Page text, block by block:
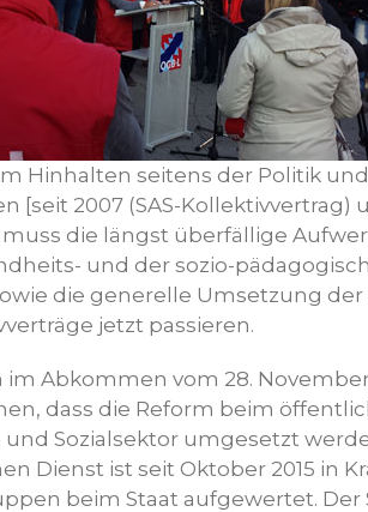
Hinhalten seitens der Politik
[seit 2007 (SAS-Kollektivvertrag)
die längst überfällige
und der sozio-
die generelle Umsetzung
jetzt passieren.
im Abkommen vom 28.
dass die Reform beim
und Sozialsektor umgesetzt
Dienst ist seit Oktober 2015 in
beim Staat aufgewertet. Der